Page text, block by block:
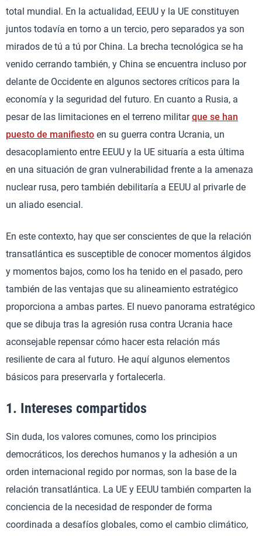
total mundial. En la actualidad, EEUU y la UE constituyen
juntos todavía en torno a un tercio, pero separados ya son
mirados de tú a tú por China. La brecha tecnológica se ha
venido cerrando también, y China se encuentra incluso por
delante de Occidente en algunos sectores críticos para la
economía y la seguridad del futuro. En cuanto a Rusia, a
pesar de las limitaciones en el terreno militarque se han
puesto de manifiesto en su guerra contra Ucrania, un
desacoplamiento entre EEUU y la UE situaría a esta última
en una situación de gran vulnerabilidad frente a la amenaza
nuclear rusa, pero también debilitaría a EEUU al privarle de
un aliado esencial.
En este contexto, hay que ser conscientes de que la relación
transatlántica es susceptible de conocer momentos álgidos
y momentos bajos, como los ha tenido en el pasado, pero
también de las ventajas que su alineamiento estratégico
proporciona a ambas partes. El nuevo panorama estratégico
que se dibuja tras la agresión rusa contra Ucrania hace
aconsejable repensar cómo hacer esta relación más
resiliente de cara al futuro. He aquí algunos elementos
básicos para preservarla y fortalecerla.
1. Intereses compartidos
Sin duda, los valores comunes, como los principios
democráticos, los derechos humanos y la adhesión a un
orden internacional regido por normas, son la base de la
relación transatlántica. La UE y EEUU también comparten la
conciencia de la necesidad de responder de forma
coordinada a desafíos globales, como el cambio climático,